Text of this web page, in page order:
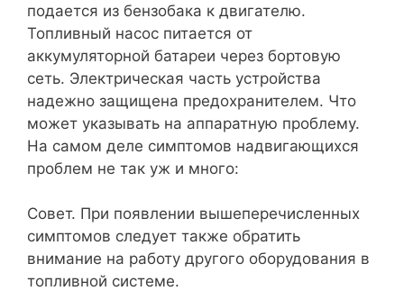
подается из бензобака к двигателю.
Топливный насос питается от
аккумуляторной батареи через бортовую
сеть. Электрическая часть устройства
надежно защищена предохранителем. Что
может указывать на аппаратную проблему.
На самом деле симптомов надвигающихся
проблем не так уж и много:
Совет. При появлении вышеперечисленных
симптомов следует также обратить
внимание на работу другого оборудования в
топливной системе.